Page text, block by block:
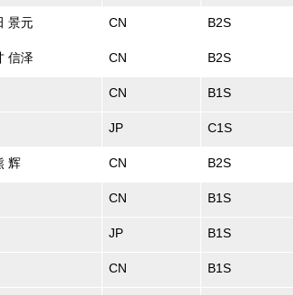
景元 CN B2S
信泽 CN B2S
CN B1S
JP C1S
辉 CN B2S
CN B1S
JP B1S
CN B1S